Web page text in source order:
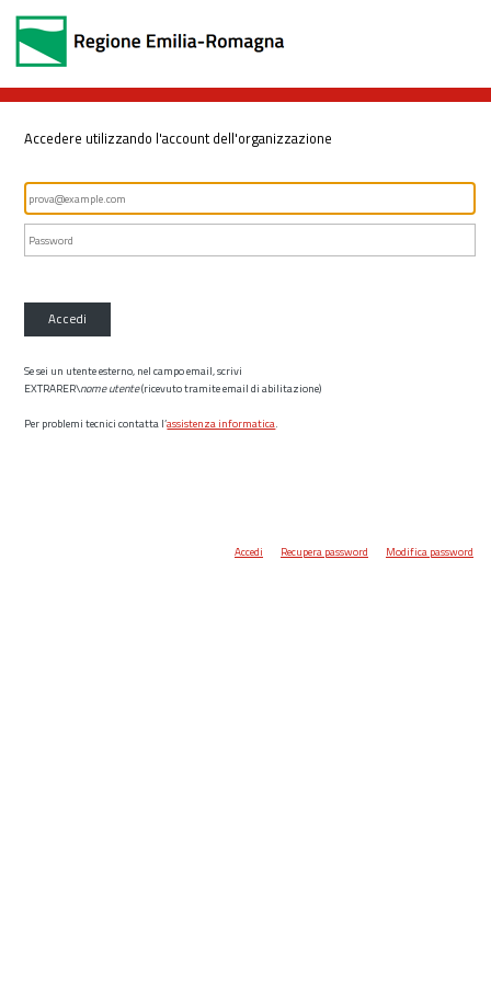
Accedere utilizzando l'account dell'organizzazione
Accedi
Se sei un utente esterno, nel campo email, scrivi
EXTRARER\nome utente(ricevuto tramite email di abilitazione)
Per problemi tecnici contatta l’assistenza informatica.
Accedi Recupera password Modifica password